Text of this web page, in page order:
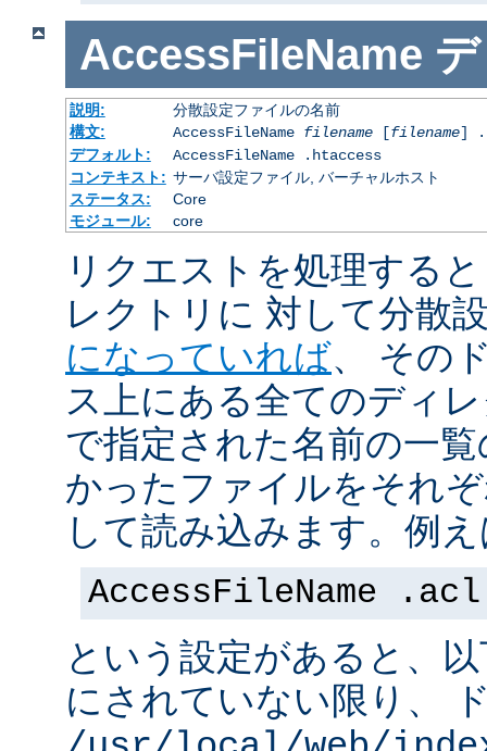
AccessFileName
説明:
分散設定ファイルの名前
構文:
AccessFileName filename[filename]
デフォルト:
AccessFileName .htaccess
コンテキスト: サーバ設定ファイル, バーチャルホスト
ステータス:
Core
モジュール:
core
リクエストを処理する
レクトリに 対して分散
になっていれば、 その
ス上にある全てのディ
で指定された名前の一
かったファイルをそれ
して読み込みます。例
AccessFileName .acl
という設定があると、
にされていない限り、